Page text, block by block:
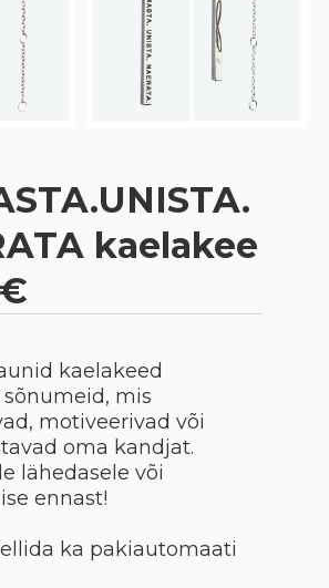
kaelakee
kaelakeed
mis
motiveerivad või
oma kandjat.
lähedasele või
ennast!
ka pakiautomaati